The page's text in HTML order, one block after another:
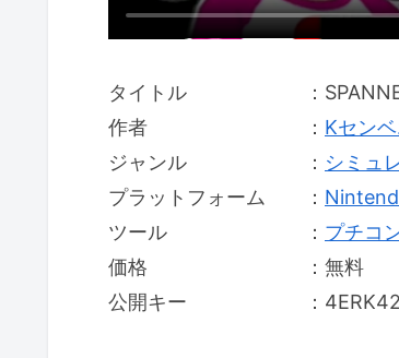
タイトル ：
作者 ： Kセン
ジャンル ： シミュ
プラットフォーム ：
ツール ： プチコ
価格 ：無料
公開キー ：